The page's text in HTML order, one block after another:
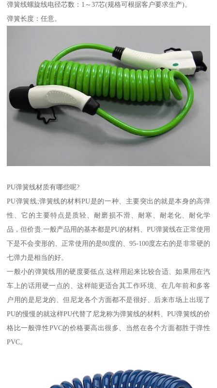
弹簧线螺旋线电径芯数：1～37芯(规格可根据客户要求生产)。
弹簧长度：任意。
PU弹簧线材质有哪些呢?
PU弹簧线;弹簧线的材料PU是的一种、主要突出的就是本身的高弹
性、它的主要特点是质轻、耐磨损不滑、耐寒、耐老化、耐化学
品，但价贵.一般产品用的基本都是PU的材料、PU弹簧线在正常使用
下是不会变形的、正常使用的是80度的、95-100度左右的是非常硬的
七弹力是相当的好。
一般小的弹簧线用的硬度要低点.这样用起来比较合适、如果用在汽
车上的话用硬一点的、这样能更适合其工作环境、在几年前和多客
户用的是尼龙的、但尼龙各个方面都不是很好、后来市场上出现了
PU的慢慢的就这样PU代替了尼龙称为弹簧线的材料、PU弹簧线的价
格比一般弹性PVC的价格要高出很多、当然在各个方面都胜于弹性
PVC。